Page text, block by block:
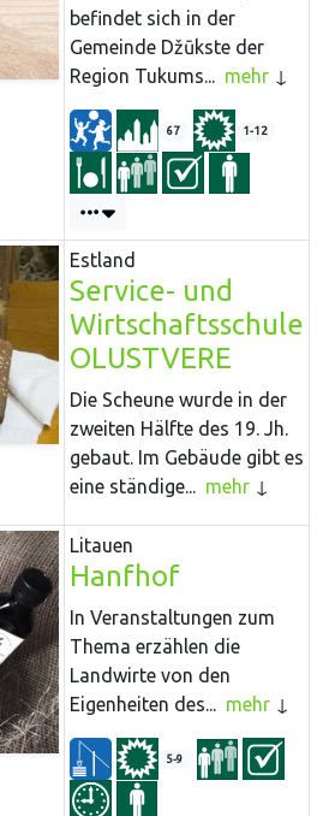
befindet sich in der
Gemeinde Džūkste der
Region Tukums... mehr
67 1-12
Estland
Service- und
Wirtschaftsschule
OLUSTVERE
Die Scheune wurde in der
zweiten Hälfte des 19. Jh.
gebaut. Im Gebäude gibt es
eine ständige... mehr
Litauen
Hanfhof
In Veranstaltungen zum
Thema erzählen die
Landwirte von den
Eigenheiten des... mehr
5-9